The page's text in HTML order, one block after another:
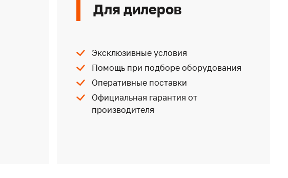
Для дилеров
Эксклюзивные условия
Помощь при подборе оборудования
Оперативные поставки
Официальная гарантия от
производителя